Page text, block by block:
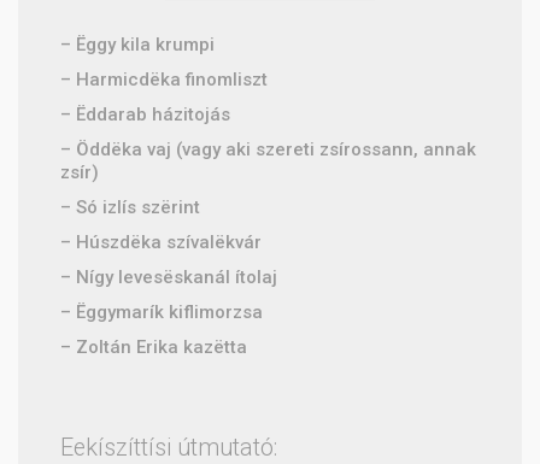
– Ëggy kila krumpi
– Harmicdëka finomliszt
– Ëddarab házitojás
– Öddëka vaj (vagy aki szereti zsírossann, annak
zsír)
– Só izlís szërint
– Húszdëka szívalëkvár
– Nígy levesëskanál ítolaj
– Ëggymarík kiflimorzsa
– Zoltán Erika kazëtta
Eekíszíttísi útmutató: